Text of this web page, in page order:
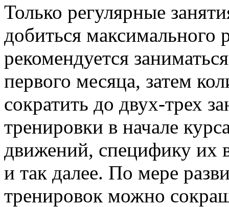
Только регулярные
добиться максимального
рекомендуется
первого месяца, затем
сократить до двух-трех
тренировки в начале
движений, специфику их
и так далее. По мере
тренировок можно